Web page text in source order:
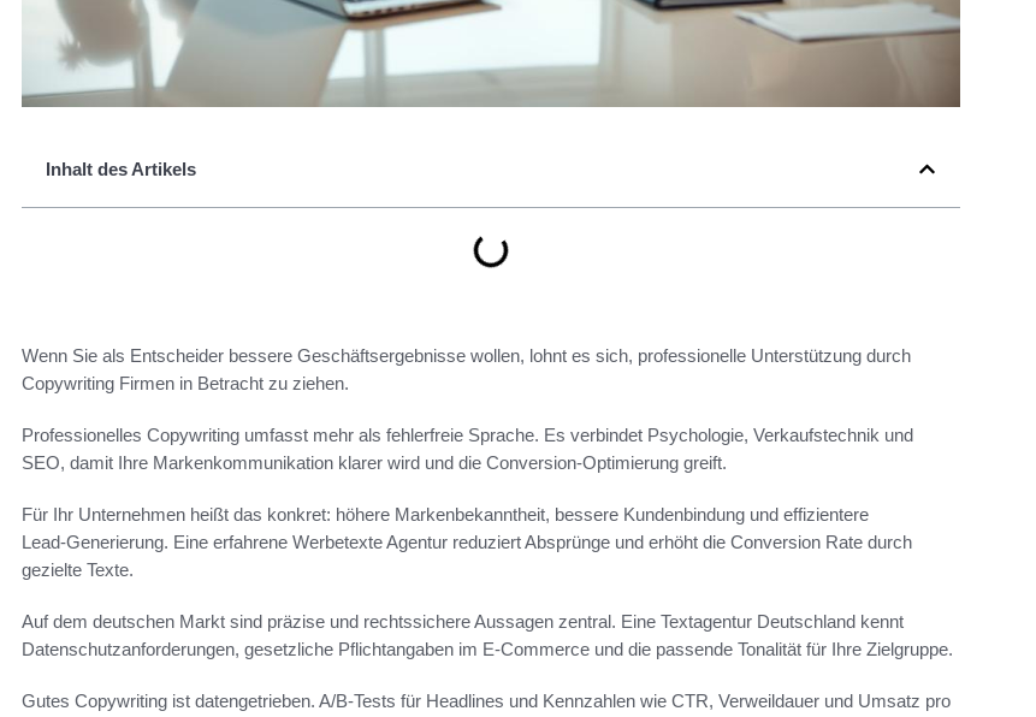
Inhalt des Artikels
Wenn Sie als Entscheider bessere Geschäftsergebnisse wollen, lohnt es sich, professionelle Unterstützung durch
Copywriting Firmen in Betracht zu ziehen.
Professionelles Copywriting umfasst mehr als fehlerfreie Sprache. Es verbindet Psychologie, Verkaufstechnik und
SEO, damit Ihre Markenkommunikation klarer wird und die Conversion-Optimierung greift.
Für Ihr Unternehmen heißt das konkret: höhere Markenbekanntheit, bessere Kundenbindung und effizientere
Lead‑Generierung. Eine erfahrene Werbetexte Agentur reduziert Absprünge und erhöht die Conversion Rate durch
gezielte Texte.
Auf dem deutschen Markt sind präzise und rechtssichere Aussagen zentral. Eine Textagentur Deutschland kennt
Datenschutzanforderungen, gesetzliche Pflichtangaben im E‑Commerce und die passende Tonalität für Ihre Zielgruppe.
Gutes Copywriting ist datengetrieben. A/B‑Tests für Headlines und Kennzahlen wie CTR, Verweildauer und Umsatz pro